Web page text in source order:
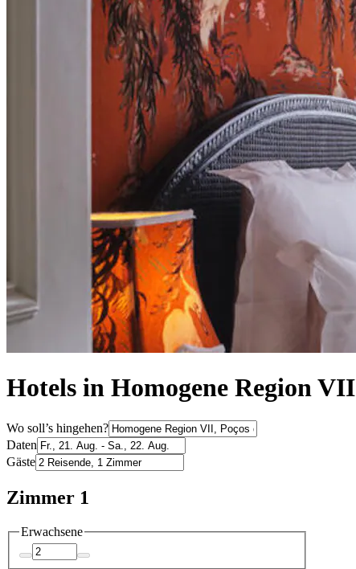
Hotels in Homogene Region VII
Wo soll’s hingehen?
Daten
Gäste
Zimmer 1
Erwachsene